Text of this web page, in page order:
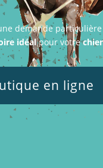
demande
idéalpour votre
en ligne